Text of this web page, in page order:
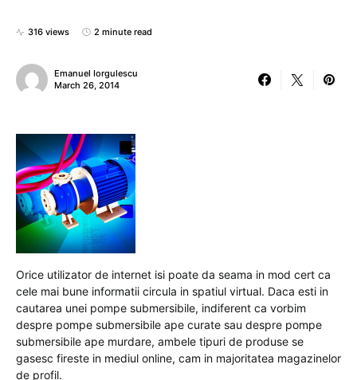
316 views 2 minute read
Emanuel Iorgulescu
March 26, 2014
Orice utilizator de internet isi poate da seama in mod cert ca
cele mai bune informatii circula in spatiul virtual. Daca esti in
cautarea unei pompe submersibile, indiferent ca vorbim
despre pompe submersibile ape curate sau despre pompe
submersibile ape murdare, ambele tipuri de produse se
gasesc fireste in mediul online, cam in majoritatea magazinelor
de profil.